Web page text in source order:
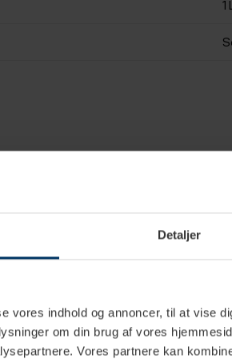
Detaljer
vores indhold og annoncer, til at vise
om din brug af vores
Vores partnere kan
1 L